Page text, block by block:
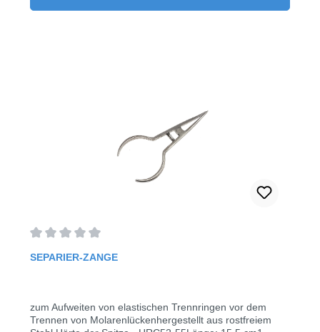
SEPARIER-ZANGE
zum Aufweiten von elastischen Trennringen vor dem
Trennen von Molarenlückenhergestellt aus rostfreiem